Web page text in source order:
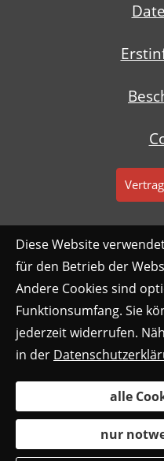
Diese Website
für den Betrieb der
Andere Cookies sind
Funktionsumfang. Sie
jederzeit widerrufen.
in der
alle
nur